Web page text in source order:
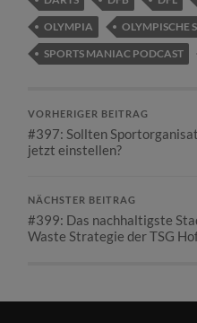
OLYMPIA
OLYMPISCHE
SPORTS MANIAC PODCAST
VORHERIGER BEITRAG
#397: Sollten
jetzt einstellen?
NÄCHSTER BEITRAG
#399: Das nachhaltigste
Waste Strategie der TSG